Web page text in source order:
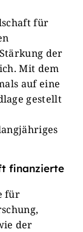
für
der
Mit dem
auf eine
gestellt
finanzierte
für
der